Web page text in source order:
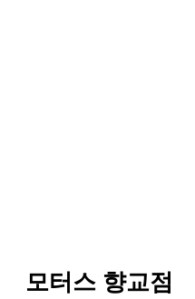
모터스 향교점